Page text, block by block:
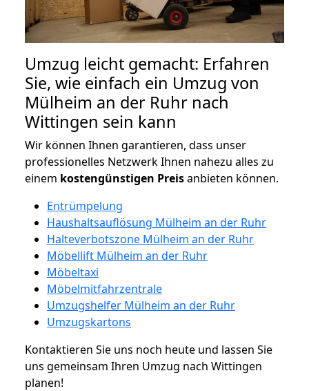
Umzug leicht gemacht: Erfahren
Sie, wie einfach ein Umzug von
Mülheim an der Ruhr nach
Wittingen sein kann
Wir können Ihnen garantieren, dass unser
professionelles Netzwerk Ihnen nahezu alles zu
einem kostengünstigen Preisanbieten können.
Entrümpelung
Haushaltsauflösung Mülheim an der Ruhr
Halteverbotszone Mülheim an der Ruhr
Möbellift Mülheim an der Ruhr
Möbeltaxi
Möbelmitfahrzentrale
Umzugshelfer Mülheim an der Ruhr
Umzugskartons
Kontaktieren Sie uns noch heute und lassen Sie
uns gemeinsam Ihren Umzug nach Wittingen
planen!